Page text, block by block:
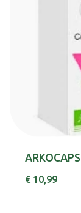
€ 10,99